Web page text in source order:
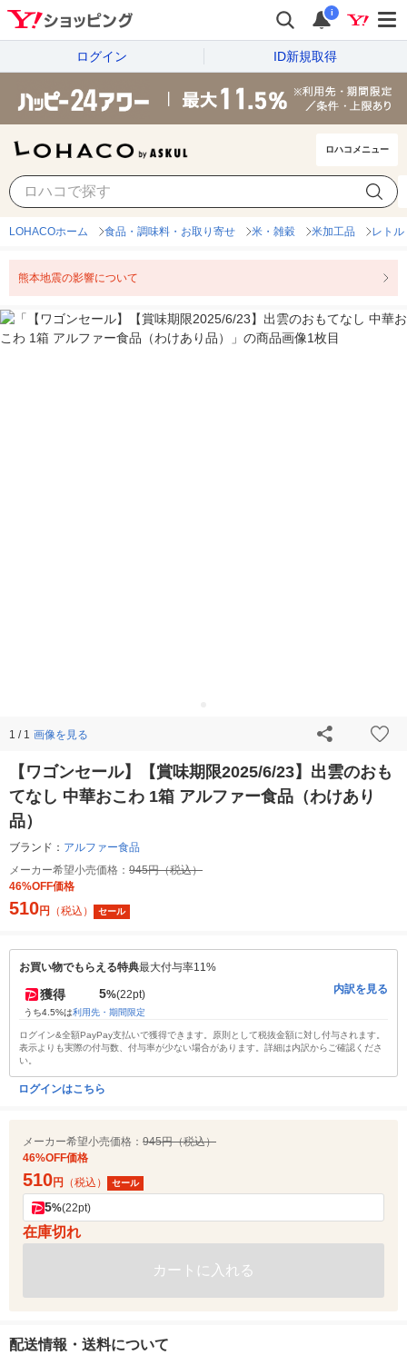
i
ログイン ID新規取得
ロハコメニュー
LOHACOホーム 食品・調味料・お取り寄せ 米・雑穀 米加工品 レト
熊本地震の影響について
1 / 1 画像を見る
【ワゴンセール】【賞味期限2025/6/23】出雲のおも
てなし 中華おこわ 1箱 アルファー食品（わけあり
品）
ブランド： アルファー食品
メーカー希望小売価格： 945円（税込）
46%OFF価格
510円 （税込） セール
お買い物でもらえる特典最大付与率11%
獲得 5%(22pt)
うち4.5%は利用先・期間限定
内訳を見る
ログイン&全額PayPay支払いで獲得できます。原則として税抜金額に対し付与されます。
表示よりも実際の付与数、付与率が少ない場合があります。詳細は内訳からご確認くださ
い。
ログインはこちら
メーカー希望小売価格： 945円（税込）
46%OFF価格
510円 （税込） セール
5%(22pt)
在庫切れ
カートに入れる
配送情報・送料について